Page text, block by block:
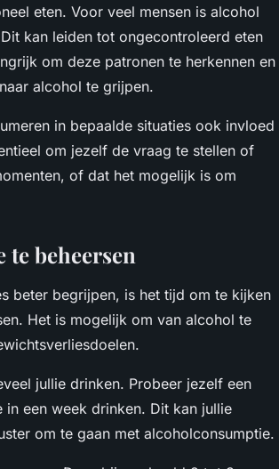
eten. Voor veel mensen is alcohol
kan leiden tot ongecontroleerd eten
om deze patronen te herkennen en
alcohol te grijpen.
in bepaalde situaties ook invloed
om jezelf de vraag te stellen of
of dat het mogelijk is om
beheersen
beter begrijpen, is het tijd om te kijken
Het is mogelijk om van alcohol te
jullie drinken. Probeer jezelf een
een week drinken. Dit kan jullie
om te gaan met alcoholconsumptie.